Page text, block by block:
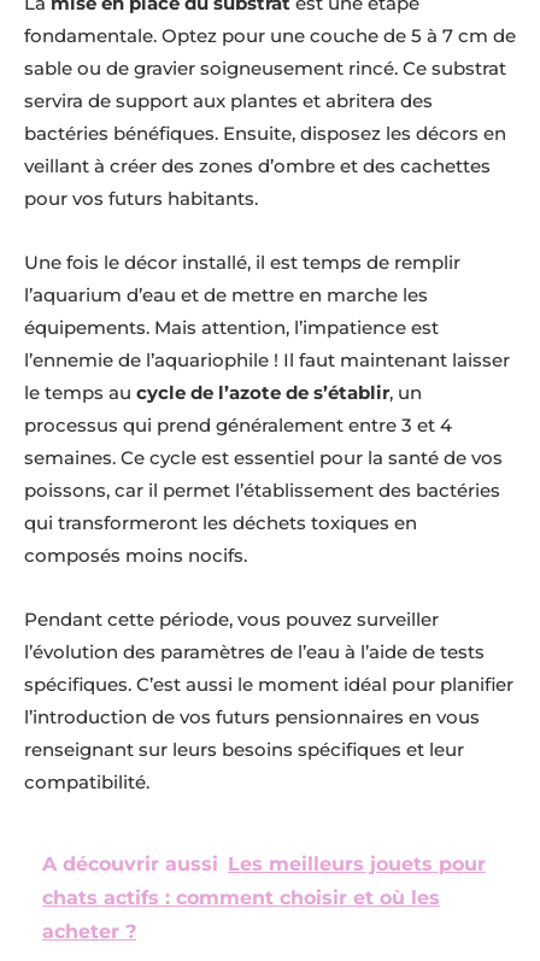
fondamentale. Optez pour une couche de 5 à 7 cm de
sable ou de gravier soigneusement rincé. Ce substrat
servira de support aux plantes et abritera des
bactéries bénéfiques. Ensuite, disposez les décors en
veillant à créer des zones d’ombre et des cachettes
pour vos futurs habitants.
Une fois le décor installé, il est temps de remplir
l’aquarium d’eau et de mettre en marche les
équipements. Mais attention, l’impatience est
l’ennemie de l’aquariophile ! Il faut maintenant laisser
le temps au cycle de l’azote de s’établir, un
processus qui prend généralement entre 3 et 4
semaines. Ce cycle est essentiel pour la santé de vos
poissons, car il permet l’établissement des bactéries
qui transformeront les déchets toxiques en
composés moins nocifs.
Pendant cette période, vous pouvez surveiller
l’évolution des paramètres de l’eau à l’aide de tests
spécifiques. C’est aussi le moment idéal pour planifier
l’introduction de vos futurs pensionnaires en vous
renseignant sur leurs besoins spécifiques et leur
compatibilité.
A découvrir aussi Les meilleurs jouets pour
chats actifs : comment choisir et où les
acheter ?